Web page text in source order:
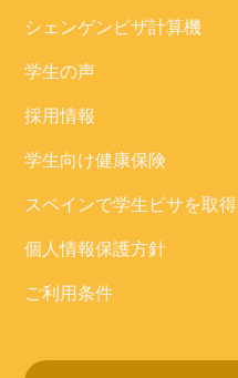
シェンゲンビザ計算機
学生の声
採用情報
学生向け健康保険
スペインで学生ビサを取得
個人情報保護方針
ご利用条件